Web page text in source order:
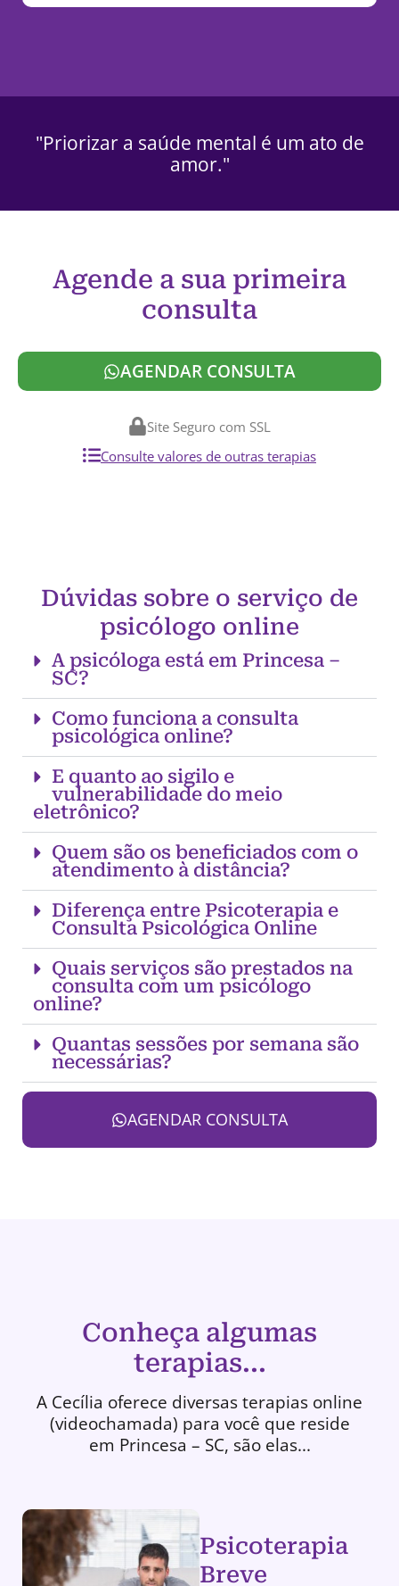
"Priorizar a saúde mental é um ato de
amor."
Agende a sua primeira
consulta
AGENDAR CONSULTA
Site Seguro com SSL
Consulte valores de outras terapias
Dúvidas sobre o serviço de
psicólogo online
A psicóloga está em Princesa –
SC?
Como funciona a consulta
psicológica online?
E quanto ao sigilo e
vulnerabilidade do meio
eletrônico?
Quem são os beneficiados com o
atendimento à distância?
Diferença entre Psicoterapia e
Consulta Psicológica Online
Quais serviços são prestados na
consulta com um psicólogo
online?
Quantas sessões por semana são
necessárias?
AGENDAR CONSULTA
Conheça algumas
terapias...
A Cecília oferece diversas terapias online
(videochamada) para você que reside
em Princesa – SC, são elas...
Psicoterapia
Breve